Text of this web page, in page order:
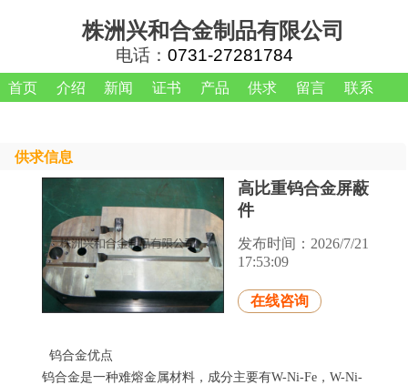
株洲兴和合金制品有限公司
电话： 0731-27281784
首页 介绍 新闻 证书 产品 供求 留言 联系
供求信息
高比重钨合金屏蔽
件
发布时间： 2026/7/21
17:53:09
在线咨询
钨合金优点
钨合金是一种难熔金属材料，成分主要有W-Ni-Fe，W-Ni-